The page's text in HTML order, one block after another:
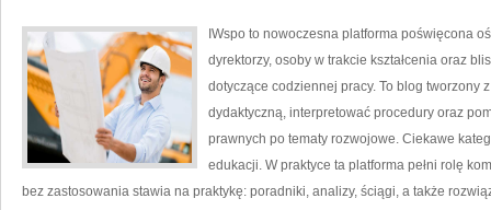
IWspo to nowoczesna platforma poświęcona
dyrektorzy, osoby w trakcie kształcenia oraz
dotyczące codziennej pracy. To blog tworzony
dydaktyczną, interpretować procedury oraz
prawnych po tematy rozwojowe. Ciekawe
edukacji. W praktyce ta platforma pełni rolę
bez zastosowania stawia na praktykę: poradniki, analizy, ściągi, a także